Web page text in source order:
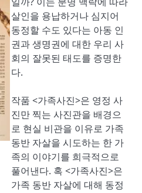
살인을 용납하거나 심지어
동정할 수도 있다는 아동 인
권과 생명권에 대한 우리 사
회의 잘못된 태도를 증명한
다.
작품 <가족사진>은 영정 사
진만 찍는 사진관을 배경으
로 현실 비관을 이유로 가족
동반 자살을 시도하는 한 가
족의 이야기를 희극적으로
풀어낸다. 혹 <가족사진>은
가족 동반 자살에 대해 동정